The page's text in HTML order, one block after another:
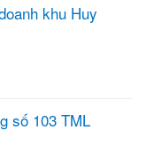
khu Huy
số 103 TML